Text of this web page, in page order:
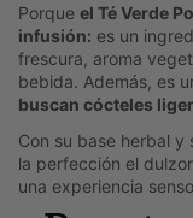
Porque el Té Verde
infusión: es un
frescura, aroma
bebida. Además, es
buscan cócteles
Con su base herbal y
la perfección el
una experiencia